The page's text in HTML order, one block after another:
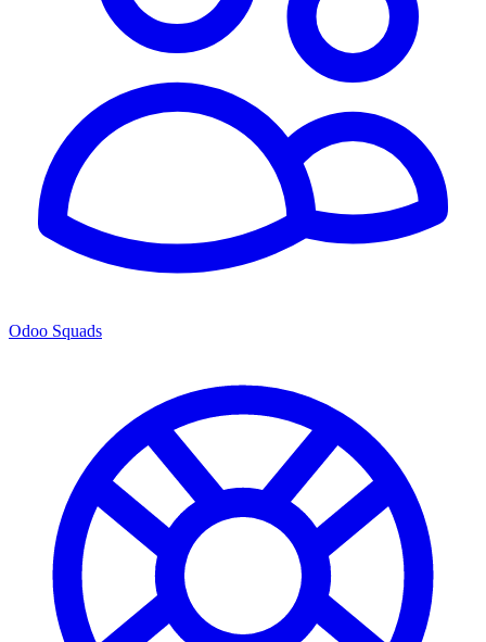
Odoo Squads